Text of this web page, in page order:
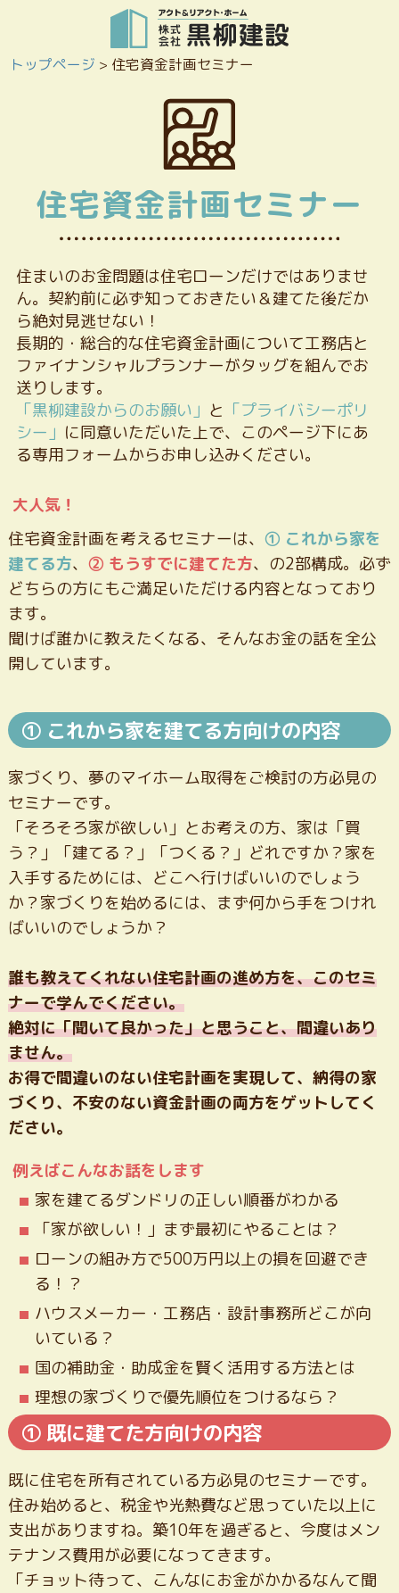
トップページ > 住宅資金計画セミナー
住宅資金計画セミナー
住まいのお金問題は住宅ローンだけではありませ
ん。契約前に必ず知っておきたい＆建てた後だか
ら絶対見逃せない！
長期的・総合的な住宅資金計画について工務店と
ファイナンシャルプランナーがタッグを組んでお
送りします。
「黒柳建設からのお願い」 と 「プライバシーポリ
シー」 に同意いただいた上で、このページ下にあ
る専用フォームからお申し込みください。
大人気！
住宅資金計画を考えるセミナーは、 ① これから家を
建てる方、 ② もうすでに建てた方、の2部構成。必ず
どちらの方にもご満足いただける内容となっており
ます。
聞けば誰かに教えたくなる、そんなお金の話を全公
開しています。
① これから家を建てる方向けの内容
家づくり、夢のマイホーム取得をご検討の方必見の
セミナーです。
「そろそろ家が欲しい」とお考えの方、家は「買
う？」「建てる？」「つくる？」どれですか？家を
入手するためには、どこへ行けばいいのでしょう
か？家づくりを始めるには、まず何から手をつけれ
ばいいのでしょうか？
誰も教えてくれない住宅計画の進め方を、このセミ
ナーで学んでください。
絶対に「聞いて良かった」と思うこと、間違いあり
ません。
お得で間違いのない住宅計画を実現して、納得の家
づくり、不安のない資金計画の両方をゲットしてく
ださい。
例えばこんなお話をします
家を建てるダンドリの正しい順番がわかる
「家が欲しい！」まず最初にやることは？
ローンの組み方で500万円以上の損を回避でき
る！？
ハウスメーカー・工務店・設計事務所どこが向
いている？
国の補助金・助成金を賢く活用する方法とは
理想の家づくりで優先順位をつけるなら？
① 既に建てた方向けの内容
既に住宅を所有されている方必見のセミナーです。
住み始めると、税金や光熱費など思っていた以上に
支出がありますね。築10年を過ぎると、今度はメン
テナンス費用が必要になってきます。
「チョット待って、こんなにお金がかかるなんて聞